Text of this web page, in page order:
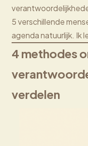
5 verschillende
agenda natuurlijk. Ik
4 methodes
verdelen